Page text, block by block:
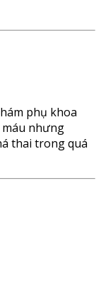
phụ khoa
máu nhưng
thai trong quá